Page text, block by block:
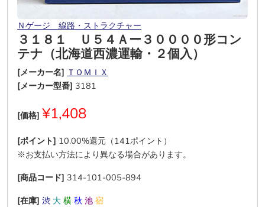
Ｎゲージ＿線路・ストラクチャー
３１８１ Ｕ５４Ａー３００００形コン
テナ（北海道西濃運輸・２個入）
[メーカー名] ＴＯＭＩＸ
[メーカー型番] 3181
[価格] ¥1,408
[ポイント] 10.00%還元（141ポイント）
※お支払い方法により異なる場合があります。
[商品コード] 314-101-005-894
[在庫] 渋 大 横 秋 池 宿